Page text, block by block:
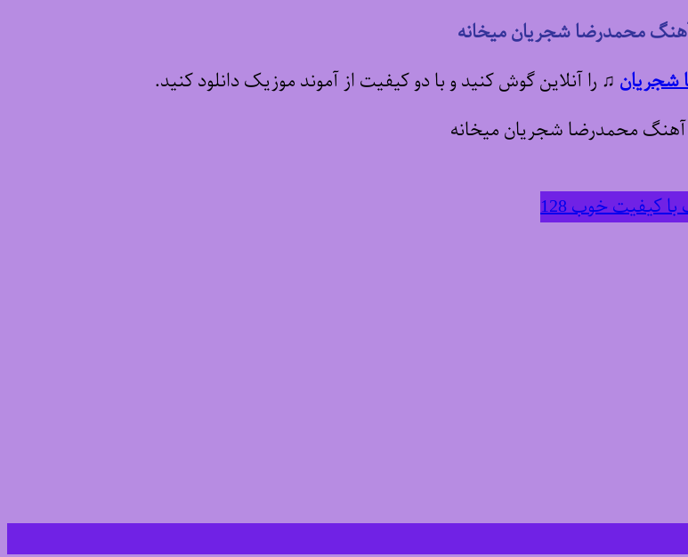
آهنگ محمدرضا شجریان میخانه
شجریان ♫ را آنلاین گوش کنید و با دو کیفیت از آموند موزیک دانلود کنید.
کیفیت خوب 128